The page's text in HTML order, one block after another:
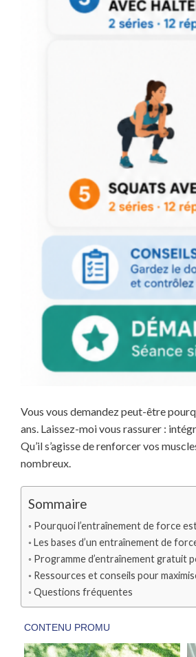
Vous vous demandez peut-être
ans. Laissez-moi vous rassurer :
Qu’il s’agisse de renforcer vos
nombreux.
Sommaire
Pourquoi l’entraînement de force
Les bases d’un entraînement de
Programme d’entraînement gratuit
Ressources et conseils pour
Questions fréquentes